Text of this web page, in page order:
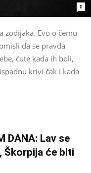
0
zodijaka. Evo o čemu
da se pravda
ćute kada ih boli,
krivi čak i kada
DANA: Lav se
Škorpija će biti